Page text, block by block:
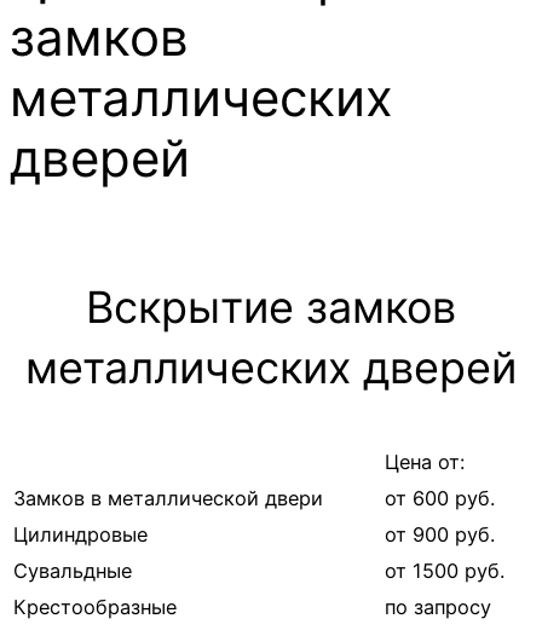
замков
металлических
дверей
Вскрытие замков
металлических дверей
Цена от:
Замков в металлической двери
от 600 руб.
Цилиндровые
от 900 руб.
Сувальдные
от 1500 руб.
Крестообразные
по запросу